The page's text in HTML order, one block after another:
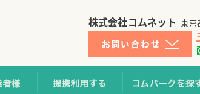
株式会社コムネット 東京